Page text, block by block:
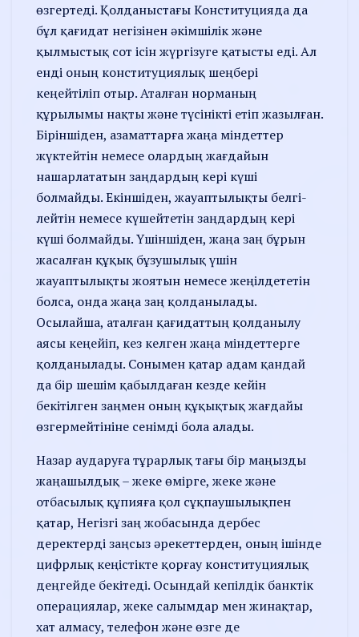
өзгертеді. Қолданыстағы Конституцияда да
бұл қағидат негізінен әкімші­лік және
қылмыстық сот ісін жүр­гі­зуге қатысты еді. Ал
енді оның конституциялық шеңбері
кеңейтіліп отыр. Аталған нор­ма­ның
құрылымы нақты және түсінікті етіп жазылған.
Бірін­шіден, азаматтарға жаңа міндет­тер
жүктейтін немесе олардың жағдайын
нашарлататын заңдар­­дың кері күші
болмайды. Екін­шіден, жауаптылықты белгі­
лейтін немесе күшейтетін заң­дар­дың кері
күші болмайды. Үшіншіден, жаңа заң бұрын
жасалған құқық бұзушы­лық үшін
жауаптылықты жоятын немесе жеңілдететін
болса, онда жаңа заң қолданылады.
Осылайша, аталған қағидаттың қолданылу
аясы кеңейіп, кез келген жаңа міндеттерге
қолданылады. Соны­мен қатар адам қандай
да бір шешім қабылдаған кезде кейін
бекітілген заңмен оның құқықтық жағдайы
өзгермейтініне сенімді бола алады.
Назар аударуға тұрарлық тағы бір маңыз­ды
жаңашылдық – жеке өмірге, жеке және
отбасы­лық құпияға қол сұқ­пау­шы­лықпен
қатар, Негізгі заң жобасында дербес
деректерді заң­сыз әрекеттерден, оның ішінде
цифр­лық кеңістікте қорғау конс­титуциялық
деңгейде бекітеді. Осындай кепілдік банктік
операциялар, жеке салымдар мен жинақтар,
хат алмасу, телефон және өзге де